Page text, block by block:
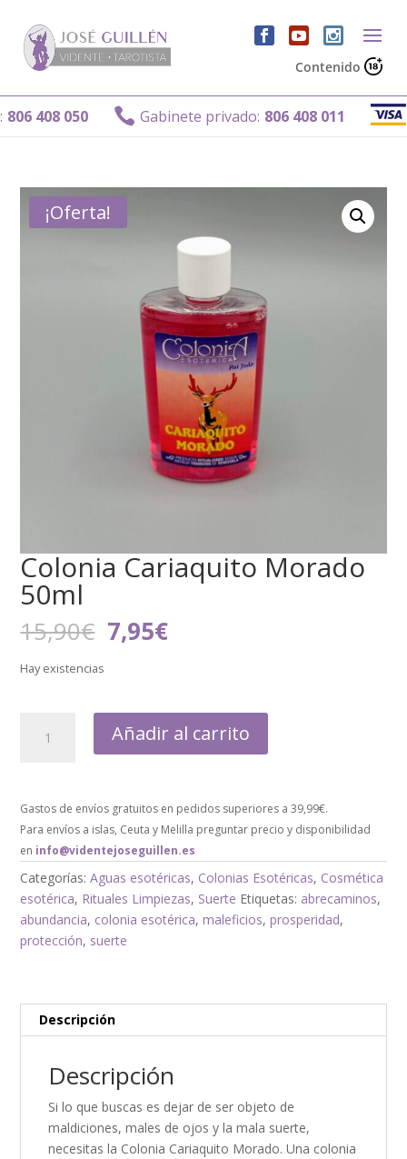
Contenido
408 050  Gabinete privado: 806 408 011
¡Oferta!
Colonia Cariaquito Morado
50ml
15,90€ El
precio
15,90€.
7,95€El
7,95€.
Hay existencias
Añadir al carrito
Gastos de envíos gratuitos en pedidos superiores a 39,99€.
Para envíos a islas, Ceuta y Melilla preguntar precio y disponibilidad
en info@videntejoseguillen.es
Categorías:Aguas esotéricas, Colonias Esotéricas, Cosmética
esotérica, Rituales Limpiezas, Suerte Etiquetas: abrecaminos,
abundancia, colonia esotérica,maleficios,prosperidad,
protección, suerte
Descripción
Descripción
Si lo que buscas es dejar de ser objeto de
maldiciones, males de ojos y la mala suerte,
necesitas la Colonia Cariaquito Morado. Una colonia